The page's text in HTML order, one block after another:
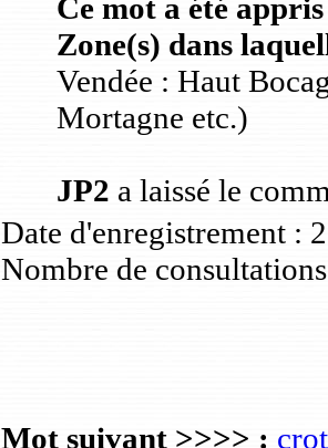
Ce mot a été
Zone(s) dans
Vendée : Haut
Mortagne etc.)
JP2 a laissé le
Date d'enregistrement :
Nombre de
Mot suivant >>>> :